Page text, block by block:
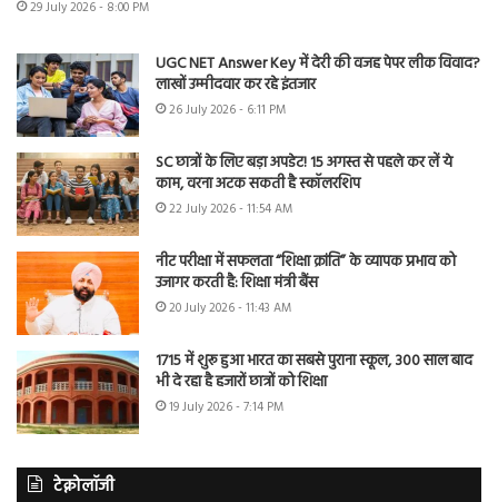
29 July 2026 - 8:00 PM
UGC NET Answer Key में देरी की वजह पेपर लीक विवाद?
लाखों उम्मीदवार कर रहे इंतजार
26 July 2026 - 6:11 PM
SC छात्रों के लिए बड़ा अपडेट! 15 अगस्त से पहले कर लें ये
काम, वरना अटक सकती है स्कॉलरशिप
22 July 2026 - 11:54 AM
नीट परीक्षा में सफलता “शिक्षा क्रांति” के व्यापक प्रभाव को
उजागर करती है: शिक्षा मंत्री बैंस
20 July 2026 - 11:43 AM
1715 में शुरू हुआ भारत का सबसे पुराना स्कूल, 300 साल बाद
भी दे रहा है हजारों छात्रों को शिक्षा
19 July 2026 - 7:14 PM
टेक्नोलॉजी